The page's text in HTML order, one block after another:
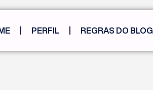
PERFIL REGRAS DO BLOG